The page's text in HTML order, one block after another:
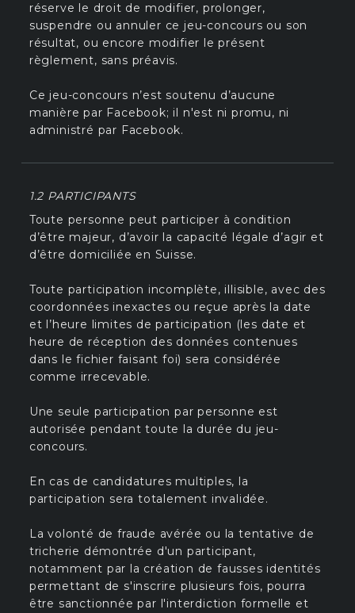
réserve le droit de modifier, prolonger,
suspendre ou annuler ce jeu-concours ou son
résultat, ou encore modifier le présent
règlement, sans préavis.
Ce jeu-concours n’est soutenu d’aucune
manière par Facebook; il n'est ni promu, ni
administré par Facebook.
1.2 PARTICIPANTS
Toute personne peut participer à condition
d’être majeur, d’avoir la capacité légale d’agir et
d’être domiciliée en Suisse.
Toute participation incomplète, illisible, avec des
coordonnées inexactes ou reçue après la date
et l’heure limites de participation (les date et
heure de réception des données contenues
dans le fichier faisant foi) sera considérée
comme irrecevable.
Une seule participation par personne est
autorisée pendant toute la durée du jeu-
concours.
En cas de candidatures multiples, la
participation sera totalement invalidée.
La volonté de fraude avérée ou la tentative de
tricherie démontrée d'un participant,
notamment par la création de fausses identités
permettant de s'inscrire plusieurs fois, pourra
être sanctionnée par l'interdiction formelle et